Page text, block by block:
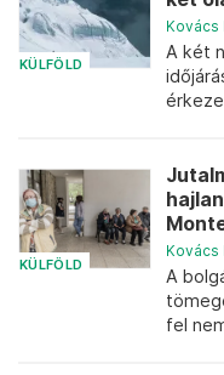
KÜLFÖLD
Kovács
A két
KÜLFÖLD
Kovács
A
fel